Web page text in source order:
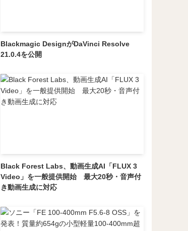
Blackmagic DesignがDaVinci Resolve
21.0.4を公開
Black Forest Labs、動画生成AI「FLUX 3
Video」を一般提供開始 最大20秒・音声付
き動画生成に対応